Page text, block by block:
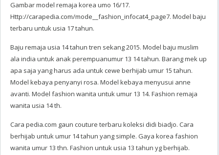
Gambar model remaja korea umo 16/17.
Http://carapedia.com/mode__fashion_infocat4_page7. Model baju
terbaru untuk usia 17 tahun.
Baju remaja usia 14 tahun tren sekang 2015. Model baju muslim
ala india untuk anak perempuanumur 13 14 tahun. Barang mek up
apa saja yang harus ada untuk cewe berhijab umur 15 tahun.
Model kebaya penyanyi rosa. Model kebaya menyusui anne
avanti. Model fashion wanita untuk umur 13 14. Fashion remaja
wanita usia 14 th.
Cara pedia.com gaun couture terbaru koleksi didi biadjo. Cara
berhijab untuk umur 14 tahun yang simple. Gaya korea fashion
wanita umur 13 thn. Fashion untuk usia 13 tahun yg berhijab.